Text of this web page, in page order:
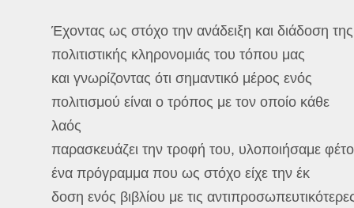
Έχοντας ως στόχο την ανάδειξη και διάδοση της
πολιτιστικής κληρονομιάς του τόπου μας
και γνωρίζοντας ότι σημαντικό μέρος ενός
πολιτισμού είναι ο τρόπος με τον οποίο κάθε
λαός
παρασκευάζει την τροφή του, υλοποιήσαμε
ένα πρόγραμμα που ως στόχο είχε την έκ
δοση ενός βιβλίου με τις